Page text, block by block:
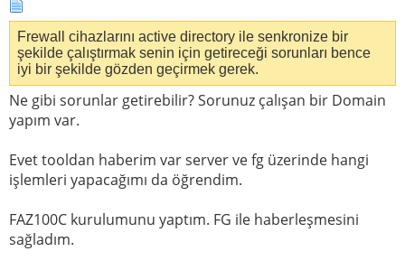
Frewall cihazlarını active directory ile senkronize bir
şekilde çalıştırmak senin için getireceği sorunları bence
iyi bir şekilde gözden geçirmek gerek.
Ne gibi sorunlar getirebilir? Sorunuz çalışan bir Domain
yapım var.
Evet tooldan haberim var server ve fg üzerinde hangi
işlemleri yapacağımı da öğrendim.
FAZ100C kurulumunu yaptım. FG ile haberleşmesini
sağladım.